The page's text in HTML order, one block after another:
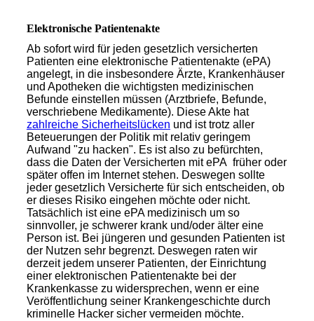
Elektronische Patientenakte
Ab sofort wird für jeden gesetzlich versicherten
Patienten eine elektronische Patientenakte (ePA)
angelegt, in die insbesondere Ärzte, Krankenhäuser
und Apotheken die wichtigsten medizinischen
Befunde einstellen müssen (Arztbriefe, Befunde,
verschriebene Medikamente). Diese Akte hat
zahlreiche Sicherheitslücken und ist trotz aller
Beteuerungen der Politik mit relativ geringem
Aufwand "zu hacken". Es ist also zu befürchten,
dass die Daten der Versicherten mit ePA früher oder
später offen im Internet stehen. Deswegen sollte
jeder gesetzlich Versicherte für sich entscheiden, ob
er dieses Risiko eingehen möchte oder nicht.
Tatsächlich ist eine ePA medizinisch um so
sinnvoller, je schwerer krank und/oder älter eine
Person ist. Bei jüngeren und gesunden Patienten ist
der Nutzen sehr begrenzt. Deswegen raten wir
derzeit jedem unserer Patienten, der Einrichtung
einer elektronischen Patientenakte bei der
Krankenkasse zu widersprechen, wenn er eine
Veröffentlichung seiner Krankengeschichte durch
kriminelle Hacker sicher vermeiden möchte.